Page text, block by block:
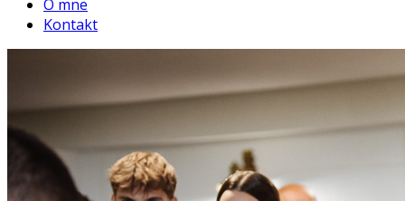
O mne
Kontakt